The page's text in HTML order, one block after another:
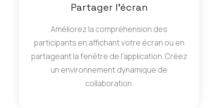
Partager l'écran
Améliorez la compréhension des
participants en affichant votre écran ou en
partageant la fenêtre de l'application. Créez
un environnement dynamique de
collaboration.